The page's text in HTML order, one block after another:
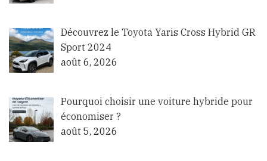
Découvrez le Toyota Yaris Cross Hybrid GR
Sport 2024
août 6, 2026
Pourquoi choisir une voiture hybride pour
économiser ?
août 5, 2026